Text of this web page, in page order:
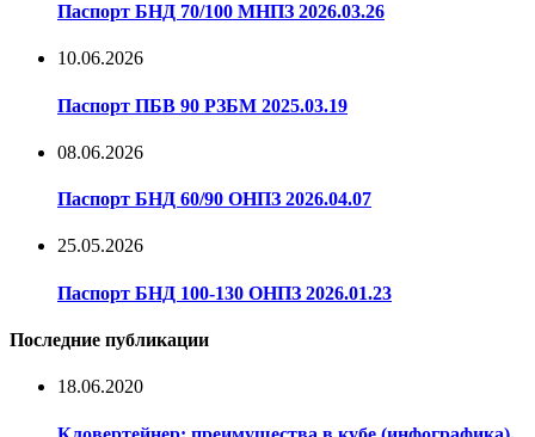
Паспорт БНД 70/100 МНПЗ 2026.03.26
10.06.2026
Паспорт ПБВ 90 РЗБМ 2025.03.19
08.06.2026
Паспорт БНД 60/90 ОНПЗ 2026.04.07
25.05.2026
Паспорт БНД 100-130 ОНПЗ 2026.01.23
Последние публикации
18.06.2020